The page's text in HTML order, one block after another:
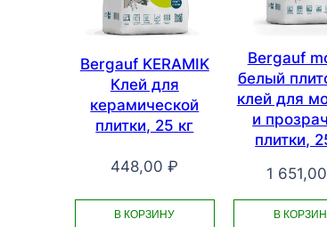
Bergauf KERAMIK
Клей для
керамической
плитки, 25 кг
448,00₽
В КОРЗИНУ
Bergauf
белый
клей для
и
плитки,
1 651,00
В